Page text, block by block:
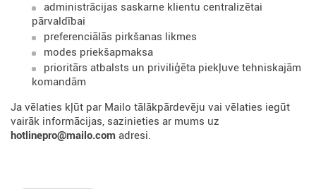
administrācijas saskarne klientu centralizētai
pārvaldībai
preferenciālās pirkšanas likmes
modes priekšapmaksa
prioritārs atbalsts un priviliģēta piekļuve tehniskajām
komandām
Ja vēlaties kļūt par Mailo tālākpārdevēju vai vēlaties iegūt
vairāk informācijas, sazinieties ar mums uz
hotlinepro@mailo.com adresi.